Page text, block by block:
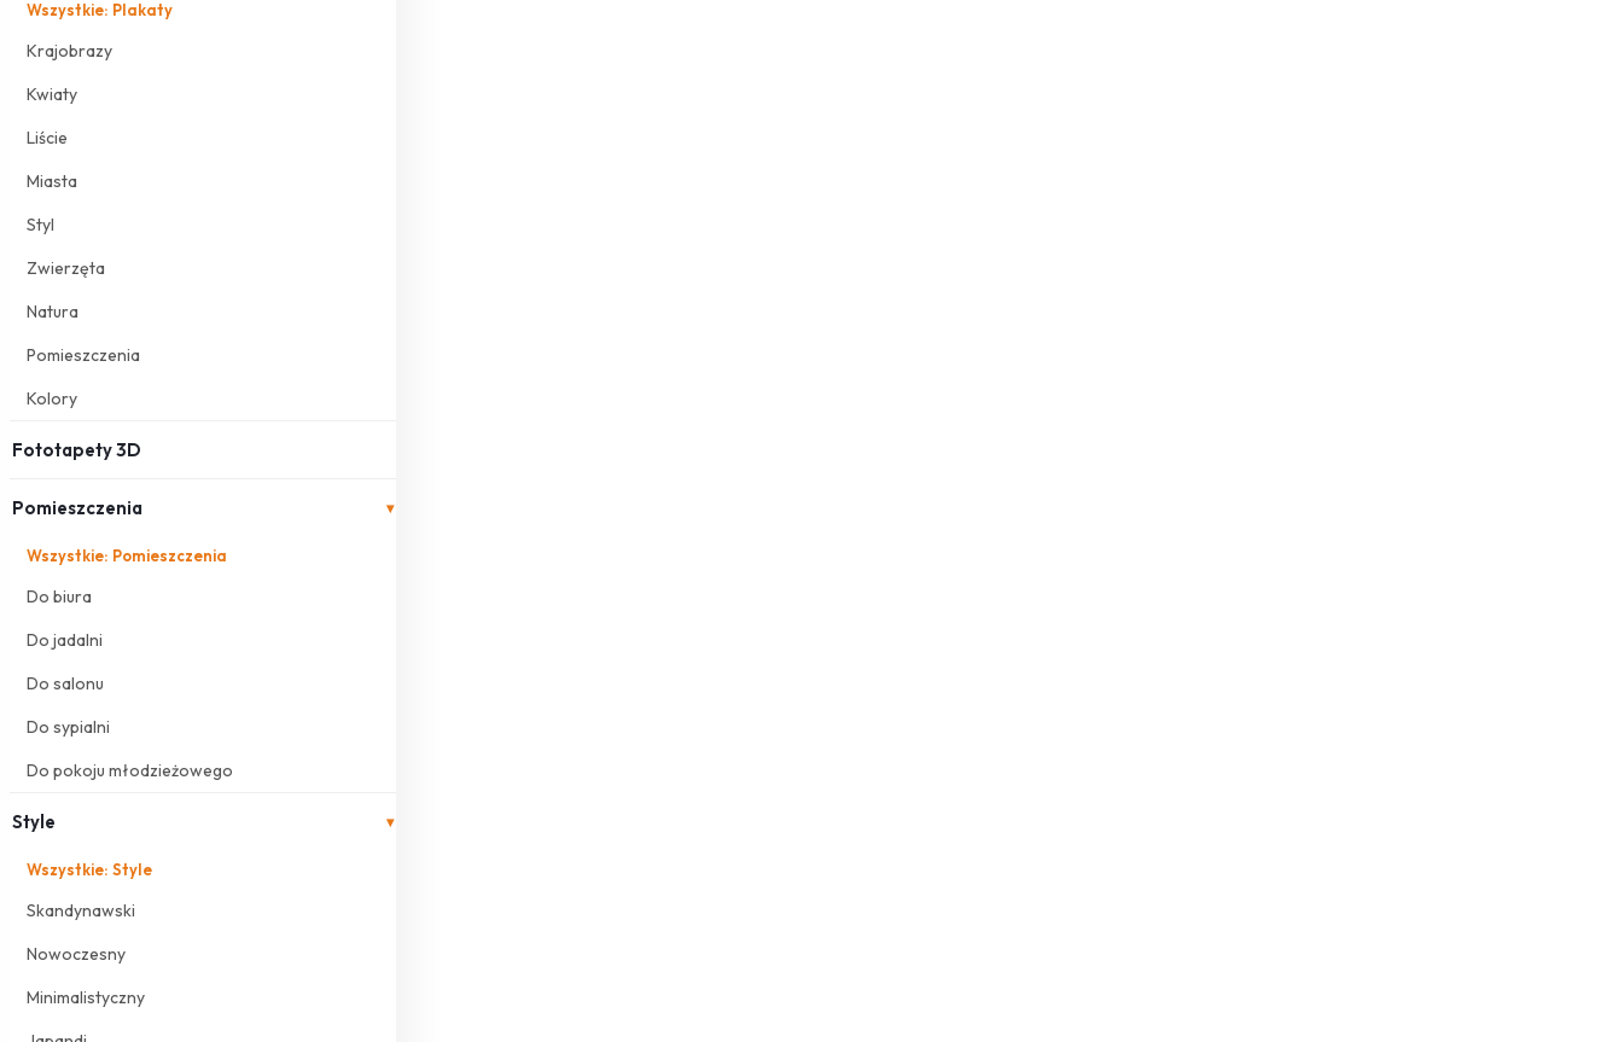
Wszystkie: Plakaty
Krajobrazy
Kwiaty
Liście
Miasta
Styl
Zwierzęta
Natura
Pomieszczenia
Kolory
Fototapety 3D
Pomieszczenia ▾
Wszystkie: Pomieszczenia
Do biura
Do jadalni
Do salonu
Do sypialni
Do pokoju młodzieżowego
Style ▾
Wszystkie: Style
Skandynawski
Nowoczesny
Minimalistyczny